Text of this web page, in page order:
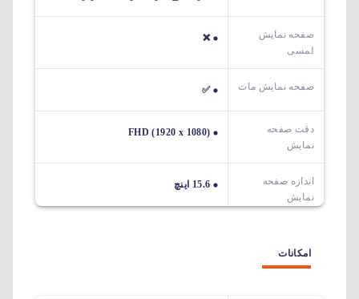
صفحه نمایش
لمسی
❌
صفحه نمایش مات ✅
دقت صفحه
نمایش
FHD (1920 x 1080)
اندازه صفحه
نمایش
15.6 اینچ
امکانات